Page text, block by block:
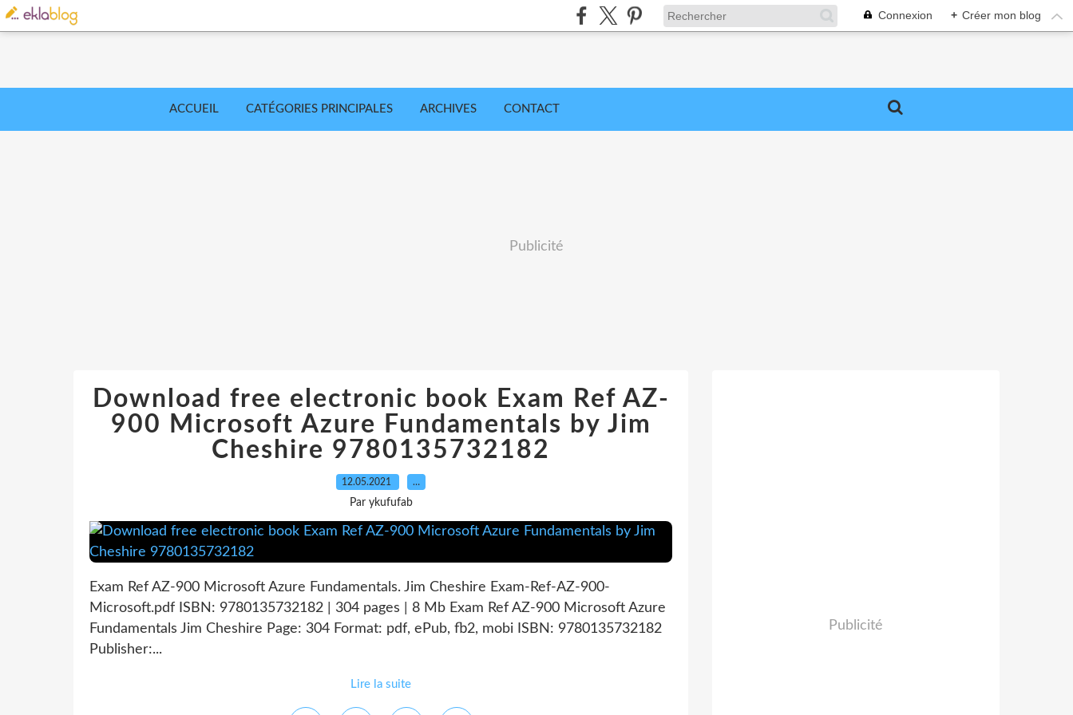
Connexion + Créer mon blog
ACCUEIL CATÉGORIES PRINCIPALES ARCHIVES CONTACT
Publicité
Download free electronic book Exam Ref AZ-
900 Microsoft Azure Fundamentals by Jim
Cheshire 9780135732182
12.05.2021 …
Par ykufufab
Exam Ref AZ-900 Microsoft Azure Fundamentals. Jim Cheshire Exam-Ref-AZ-900-
Microsoft.pdf ISBN: 9780135732182 | 304 pages | 8 Mb Exam Ref AZ-900 Microsoft Azure
Fundamentals Jim Cheshire Page: 304 Format: pdf, ePub, fb2, mobi ISBN: 9780135732182
Publisher:...
Lire la suite
Publicité